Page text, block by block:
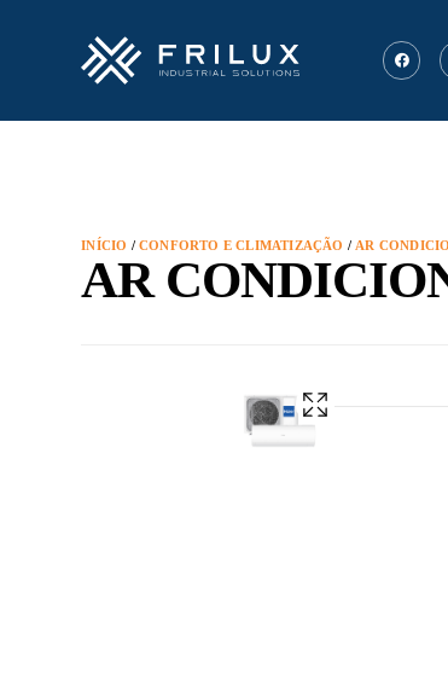
INÍCIO /CONFORTO E CLIMATIZAÇÃO / AR
AR